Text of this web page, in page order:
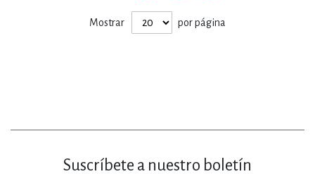
Mostrar por página
Suscríbete a nuestro boletín